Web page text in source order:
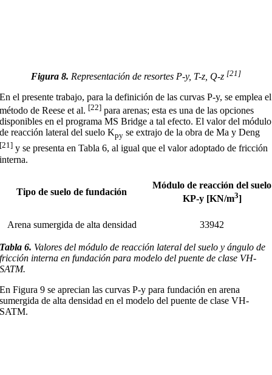
Figura 8. Representación de resortes P-y, T-z, Q-z [21]
En el presente trabajo, para la definición de las curvas P-y, se emplea el
método de Reese et al. [22] para arenas; esta es una de las opciones
disponibles en el programa MS Bridge a tal efecto. El valor del módulo
de reacción lateral del suelo Kpy se extrajo de la obra de Ma y Deng
[21] y se presenta en Tabla 6, al igual que el valor adoptado de fricción
interna.
Tipo de suelo de fundación
Módulo de reacción del suelo
KP-y [KN/m3]
Arena sumergida de alta densidad 33942
Tabla 6. Valores del módulo de reacción lateral del suelo y ángulo de
fricción interna en fundación para modelo del puente de clase VH-
SATM.
En Figura 9 se aprecian las curvas P-y para fundación en arena
sumergida de alta densidad en el modelo del puente de clase VH-
SATM.